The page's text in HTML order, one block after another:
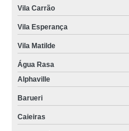
Vila Carrão
Vila Esperança
Vila Matilde
Água Rasa
Alphaville
Barueri
Caieiras